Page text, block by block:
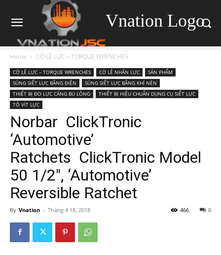
Vnation Logo
Home CỜ LÊ LỰC – TORQUE WRENCHES
CỜ LÊ LỰC – TORQUE WRENCHES CỜ LÊ NHÂN LỰC
SẢN PHẨM
SÚNG SIẾT LỰC BẰNG ĐIỆN
SÚNG SIẾT LỰC BẰNG KHÍ NÉN
THIẾT BỊ ĐO LỰC CĂNG BU LÔNG
THIẾT BỊ HIỆU CHUẨN DỤNG CỤ SIẾT LỰC
TÔ VÍT LỰC
Norbar ClickTronic
‘Automotive’
Ratchets ClickTronic Model
50 1/2″, ‘Automotive’
Reversible Ratchet
By Vnation - Tháng 4 18, 2018 0
466